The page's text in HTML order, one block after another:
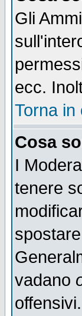
Gli
ecc.
Torna in
Cosa
I
tenere
vadano
offensivi.